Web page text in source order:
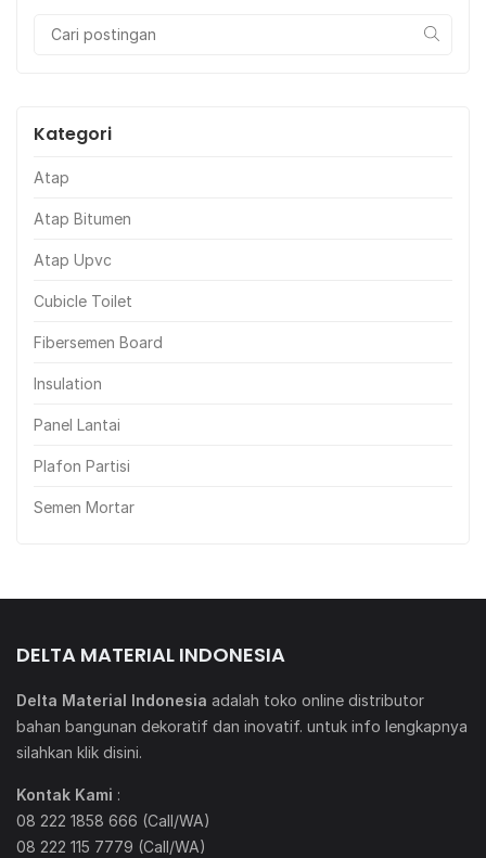
Kategori
Atap
Atap Bitumen
Atap Upvc
Cubicle Toilet
Fibersemen Board
Insulation
Panel Lantai
Plafon Partisi
Semen Mortar
DELTA MATERIAL INDONESIA
Delta Material Indonesia adalah toko online distributor
bahan bangunan dekoratif dan inovatif. untuk info lengkapnya
silahkan klik disini.
Kontak Kami :
08 222 1858 666 (Call/WA)
08 222 115 7779 (Call/WA)